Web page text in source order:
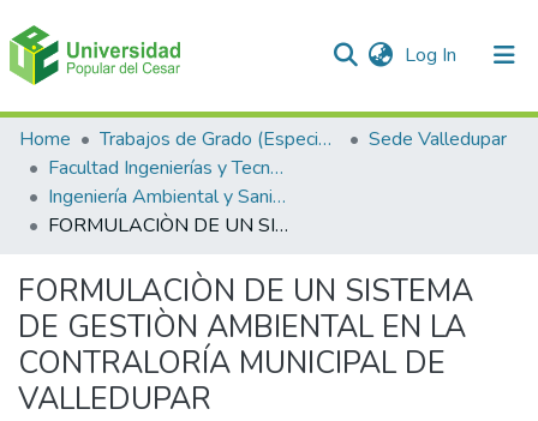
Log In (current)
Communities & Collections
All of DSpace
Statistics
Home Trabajos de Grado (Especializaciones y Pregrados)
Sede Valledupar
Facultad Ingenierías y Tecnologías
Ingeniería Ambiental y Sanitaria.
FORMULACIÒN DE UN SISTEMA DE GESTIÒN AMBIENTAL EN LA CONTRALORÍA MUNICIPAL DE VALLEDUPAR
FORMULACIÒN DE UN SISTEMA
DE GESTIÒN AMBIENTAL EN LA
CONTRALORÍA MUNICIPAL DE
VALLEDUPAR